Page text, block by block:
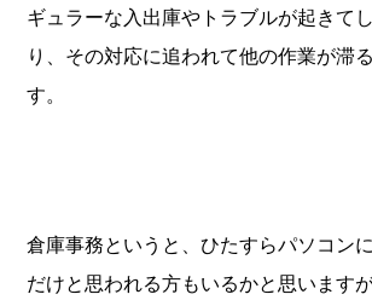
ギュラーな入出庫やトラブルが起きて
り、その対応に追われて他の作業が滞
す。
倉庫事務というと、ひたすらパソコン
だけと思われる方もいるかと思います